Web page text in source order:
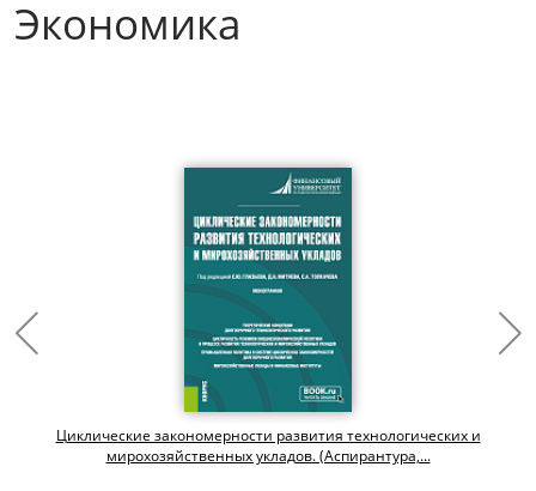
Экономика
Циклические закономерности развития технологических и
мирохозяйственных укладов. (Аспирантура,...